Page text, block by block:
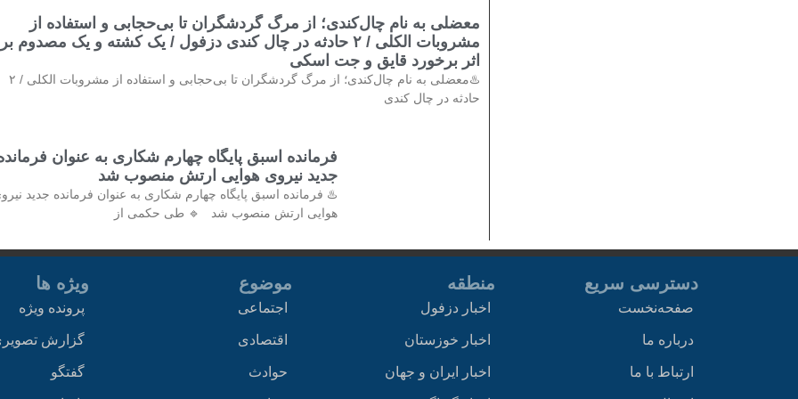
معضلی به نام چال‌کندی؛ از مرگ گردشگران تا بی‌حجابی و استفاده از
مشروبات الکلی / ۲ حادثه در چال کندی دزفول / یک کشته و یک مصدوم بر
اثر برخورد قایق و جت اسکی
♨️معضلی به نام چال‌کندی؛ از مرگ گردشگران تا بی‌حجابی و استفاده از مشروبات الکلی / ۲
حادثه در چال کندی
فرمانده اسبق پایگاه چهارم شکاری به عنوان
جدید نیروی هوایی ارتش منصوب شد
♨️ فرمانده اسبق پایگاه چهارم شکاری به عنوان فرمانده جدید
هوایی ارتش منصوب شد 🔹 طی حکمی از
دسترسی سریع
صفحه‌نخست
درباره ما
ارتباط با ما
منطقه
اخبار دزفول
اخبار خوزستان
اخبار ایران و جهان
موضوع
اجتماعی
اقتصادی
حوادث
ویژه ها
پرونده ویژه
گزارش
گفتگو